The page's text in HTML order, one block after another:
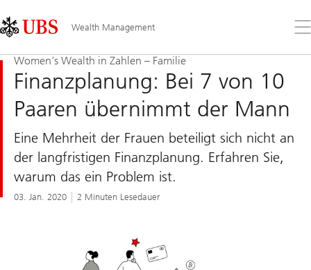
Links
Area
Wealth Management
Sie
Women’s Wealth in Zahlen – Familie
Finanzplanung: Bei 7 von 10
Paaren übernimmt der Mann
Eine Mehrheit der Frauen beteiligt sich nicht an
der langfristigen Finanzplanung. Erfahren Sie,
warum das ein Problem ist.
03. Jan. 2020 2 Minuten Lesedauer